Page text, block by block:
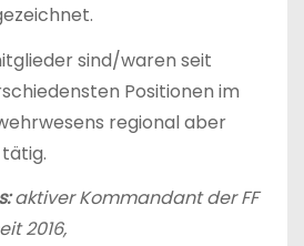
sind/waren seit
Positionen im
regional aber
aktiver Kommandant der FF
2016,